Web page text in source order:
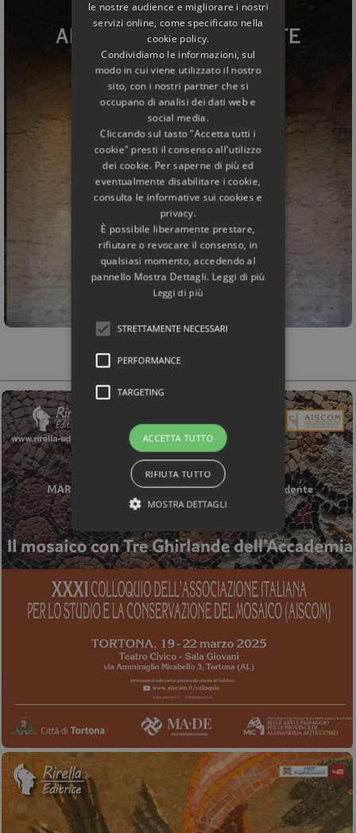
le nostre audience e migliorare i nostri
servizi online, come specificato nella
cookie policy.
Condividiamo le informazioni, sul
modo in cui viene utilizzato il nostro
sito, con i nostri partner che si
occupano di analisi dei dati web e
social media.
Cliccando sul tasto "Accetta tutti i
cookie" presti il consenso all'utilizzo
dei cookie. Per saperne di più ed
eventualmente disabilitare i cookie,
consulta le informative sui cookies e
privacy.
È possibile liberamente prestare,
rifiutare o revocare il consenso, in
qualsiasi momento, accedendo al
pannello Mostra Dettagli. Leggi di più
Leggi di più
STRETTAMENTE NECESSARI
PERFORMANCE
TARGETING
ACCETTA TUTTO
RIFIUTA TUTTO
MOSTRA DETTAGLI